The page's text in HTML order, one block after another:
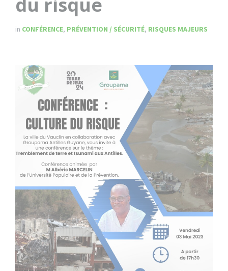
in CONFÉRENCE, PRÉVENTION / SÉCURITÉ, RISQUES MAJEURS